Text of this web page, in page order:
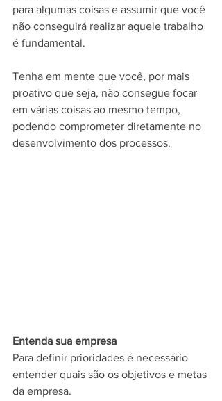
para algumas coisas e assumir que você
não conseguirá realizar aquele trabalho
é fundamental.
Tenha em mente que você, por mais
proativo que seja, não consegue focar
em várias coisas ao mesmo tempo,
podendo comprometer diretamente no
desenvolvimento dos processos.
Entenda sua empresa
Para definir prioridades é necessário
entender quais são os objetivos e metas
da empresa.